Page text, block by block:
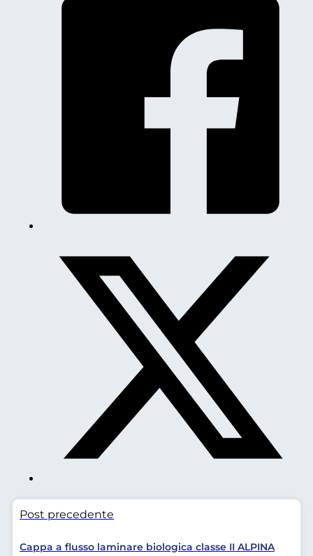
Post precedente
Cappa a flusso laminare biologica classe II ALPINA